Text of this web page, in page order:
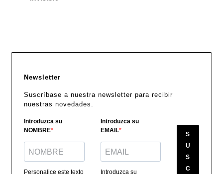
Newsletter
Suscríbase a nuestra newsletter para recibir
nuestras novedades.
Introduzca su
NOMBRE
Personalice este texto
Introduzca su
EMAIL
Introduzca su
S
U
S
C